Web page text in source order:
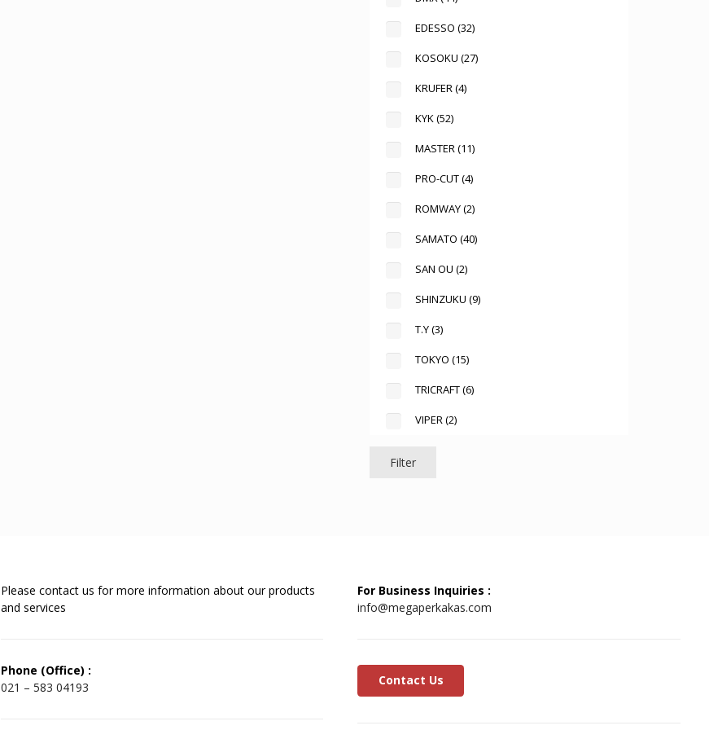
EDESSO (32)
KOSOKU (27)
KRUFER(4)
KYK(52)
MASTER(11)
PRO-CUT(4)
ROMWAY(2)
SAMATO (40)
SAN OU (2)
SHINZUKU (9)
T.Y(3)
TOKYO (15)
TRICRAFT(6)
VIPER(2)
Filter
Please contact us for more information about our products
and services
Phone (Office) :
021 – 583 04193
For Business Inquiries :
info@megaperkakas.com
Contact Us